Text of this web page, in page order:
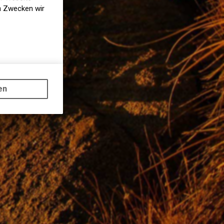
Zwecken wir
wie die
die
Regierung
Die CIA
durch